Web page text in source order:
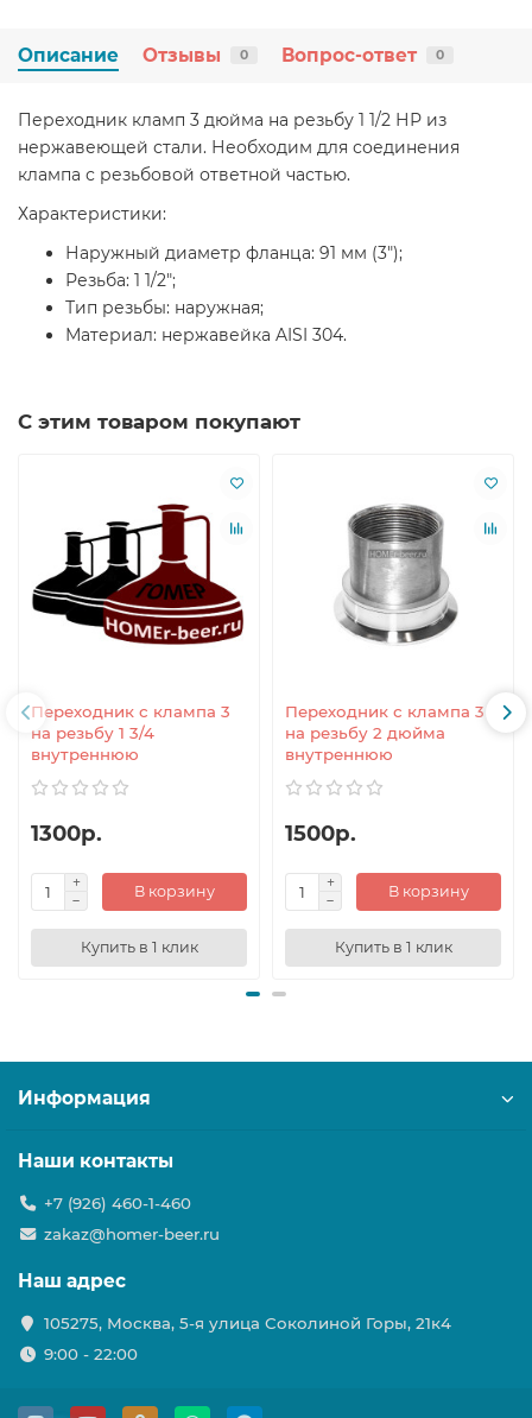
Описание Отзывы 0 Вопрос-ответ 0
Переходник кламп 3 дюйма на резьбу 1 1/2 НР из
нержавеющей стали. Необходим для соединения
клампа с резьбовой ответной частью.
Характеристики:
Наружный диаметр фланца: 91 мм (3");
Резьба: 1 1/2";
Тип резьбы: наружная;
Материал: нержавейка AISI 304.
С этим товаром покупают
Переходник с клампа 3
на резьбу 1 3/4
внутреннюю
1300р.
В корзину
Купить в 1 клик
Переходник с клампа 3
на резьбу 2 дюйма
внутреннюю
1500р.
В корзину
Купить в 1 клик
Информация
Наши контакты
+7 (926) 460-1-460
zakaz@homer-beer.ru
Наш адрес
105275, Москва, 5-я улица Соколиной Горы, 21к4
9:00 - 22:00